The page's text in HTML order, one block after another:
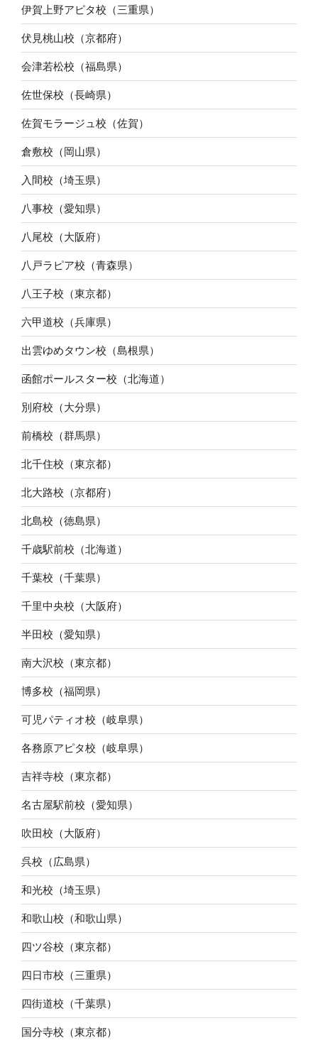
伊賀上野アピタ校（三重県）
伏見桃山校（京都府）
会津若松校（福島県）
佐世保校（長崎県）
佐賀モラージュ校（佐賀）
倉敷校（岡山県）
入間校（埼玉県）
八事校（愛知県）
八尾校（大阪府）
八戸ラピア校（青森県）
八王子校（東京都）
六甲道校（兵庫県）
出雲ゆめタウン校（島根県）
函館ポールスター校（北海道）
別府校（大分県）
前橋校（群馬県）
北千住校（東京都）
北大路校（京都府）
北島校（徳島県）
千歳駅前校（北海道）
千葉校（千葉県）
千里中央校（大阪府）
半田校（愛知県）
南大沢校（東京都）
博多校（福岡県）
可児パティオ校（岐阜県）
各務原アピタ校（岐阜県）
吉祥寺校（東京都）
名古屋駅前校（愛知県）
吹田校（大阪府）
呉校（広島県）
和光校（埼玉県）
和歌山校（和歌山県）
四ツ谷校（東京都）
四日市校（三重県）
四街道校（千葉県）
国分寺校（東京都）